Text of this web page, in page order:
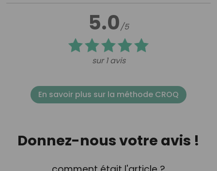
5.0/5
sur 1 avis
En savoir plus sur la méthode CROQ
Donnez-nous votre avis !